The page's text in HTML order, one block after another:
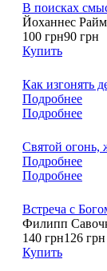
В поисках
Йоханнес
100 грн90 грн
Купить
Как изгонять
Подробнее
Подробнее
Святой
Подробнее
Подробнее
Встреча с
Филипп
140 грн126 грн
Купить